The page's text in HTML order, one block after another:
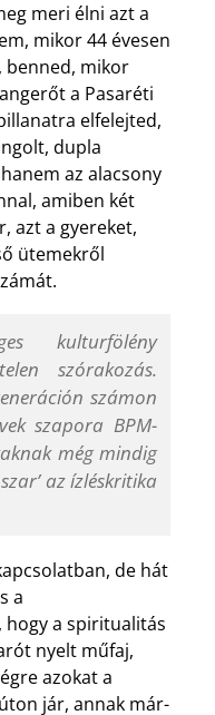
meri élni azt a
mikor 44 évesen
benned, mikor
a Pasaréti
elfelejted,
dupla
az alacsony
amiben két
azt a gyereket,
ütemekről
kulturfölény
szórakozás.
számon
szapora BPM-
még mindig
az ízléskritika
de hát
a
hogy a spiritualitás
nyelt műfaj,
azokat a
jár, annak már-